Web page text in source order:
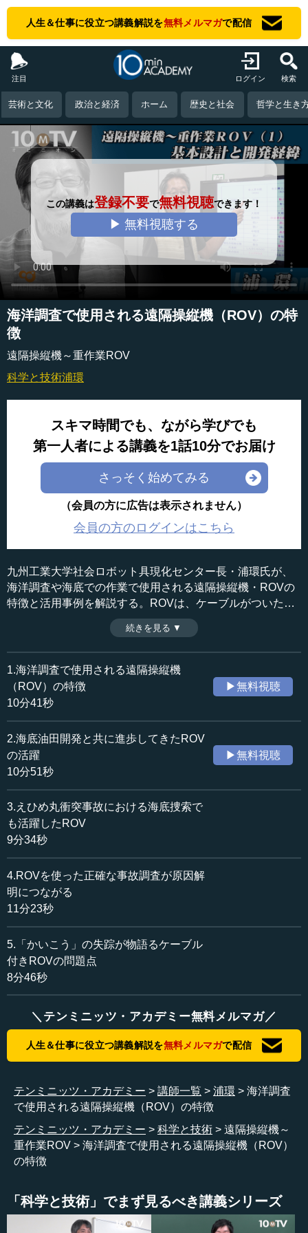
人生＆仕事に役立つ講義解説を無料メルマガで配信
注目 ログイン 検索
芸術と文化 政治と経済 ホーム 歴史と社会 哲学と生き
この講義は登録不要で無料視聴できます！
▶ 無料視聴する
海洋調査で使用される遠隔操縦機（ROV）の特
徴
遠隔操縦機～重作業ROV
科学と技術浦環
スキマ時間でも、ながら学びでも
第一人者による講義を1話10分でお届け
さっそく始めてみる
（会員の方に広告は表示されません）
会員の方のログインはこちら
九州工業大学社会ロボット具現化センター長・浦環氏が、
海洋調査や海底での作業で使用される遠隔操縦機・ROVの
特徴と活用事例を解説する。ROVは、ケーブルがついた装
置を海底に下ろし、そこから撮影や探査、種々の作業を行
うものだ。1960年代に開発が始まり、当初は水爆の回収や
有人潜水艇の救助で評価を高めた。（全5話中第1話）
収録日：2016年6月15日
追加日：2016年11月16日
カテゴリー：
科学技術
≪全文≫
●ROVにはケーブルが付いている
第九回は遠隔操縦機・ROVの話をしたいと思います。
いろ分かります。ROVとAUV（自立型海中ロボット）とは
仲の良いお友達のようなもので、そのお友達がいったいど
ういうことができるのかということをよく知り、その上で
ROVの仕事はROVに、AUVの仕事はAUVにさせることが大
切です。そこで今回は、遠隔操縦機・ROVの説明をしたい
と思います。
です。おさらいになりますが、海底に出掛けていく手段と
いうのは大きく分けて三つあります。一つ目は有人潜水艇
（HOV；Human Occupancy Vehicle）、二つ目は遠隔操縦
機である有索無人潜水機（ROV；Remotely Operated
Autonomous Underwater vehicle）です。
今日の話の中心はROVです。三つはいわばお友達なの
で、決して敵というわけではありませんが、それぞれに特
まず人との関係です。これらを使う場合、人間はどうな
っているかというと、有人潜水艇では人間は潜っていくの
で、現場には人間が行きます。ROVになると、人は船上に
います。自律型海中ロボットの場合も、人は船上にいま
区別できます。有人潜水艇が非常に重要なのは、ケーブル
が付いていないことです。付いている有人潜水艇もありま
すが、あまりポピュラーではありません。遠隔操縦機ROV
続きを見る ▼
1.海洋調査で使用される遠隔操縦機
（ROV）の特徴
10分41秒
▶無料視聴
2.海底油田開発と共に進歩してきたROV
の活躍
10分51秒
▶無料視聴
3.えひめ丸衝突事故における海底捜索で
も活躍したROV
9分34秒
4.ROVを使った正確な事故調査が原因解
明につながる
11分23秒
5.「かいこう」の失踪が物語るケーブル
付きROVの問題点
8分46秒
＼テンミニッツ・アカデミー無料メルマガ／
人生＆仕事に役立つ講義解説を無料メルマガで配信
テンミニッツ・アカデミー 講師一覧 浦環
海洋調査
で使用される遠隔操縦機（ROV）の特徴
テンミニッツ・アカデミー
科学と技術
遠隔操縦機～
重作業ROV
海洋調査で使用される遠隔操縦機（ROV）
の特徴
「科学と技術」でまず見るべき講義シリーズ